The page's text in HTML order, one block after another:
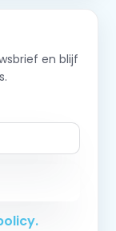
en blijf